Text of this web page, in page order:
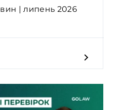
| липень 2026